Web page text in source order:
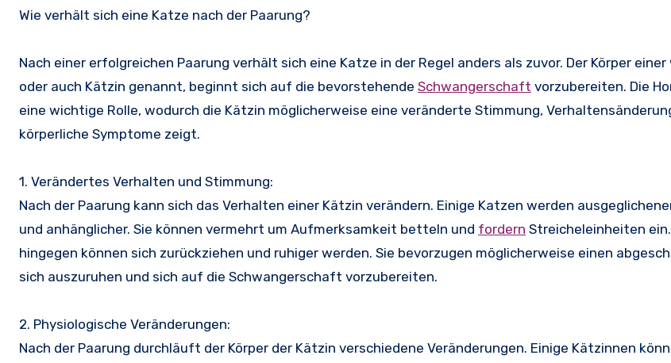
Wie verhält sich eine Katze nach der Paarung?
Nach einer erfolgreichen Paarung verhält sich eine Katze in der Regel anders als zuvor. Der Körper
oder auch Kätzin genannt, beginnt sich auf die bevorstehende Schwangerschaft vorzubereiten. Die
eine wichtige Rolle, wodurch die Kätzin möglicherweise eine veränderte Stimmung,
körperliche Symptome zeigt.
1. Verändertes Verhalten und Stimmung:
Nach der Paarung kann sich das Verhalten einer Kätzin verändern. Einige Katzen werden
und anhänglicher. Sie können vermehrt um Aufmerksamkeit betteln und fordern Streicheleinheiten
hingegen können sich zurückziehen und ruhiger werden. Sie bevorzugen möglicherweise einen
sich auszuruhen und sich auf die Schwangerschaft vorzubereiten.
2. Physiologische Veränderungen:
Nach der Paarung durchläuft der Körper der Kätzin verschiedene Veränderungen. Einige Kätzinnen